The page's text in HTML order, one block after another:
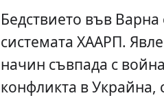
Бедствието във
системата ХААРП.
начин съвпада с
конфликта в Украйна,